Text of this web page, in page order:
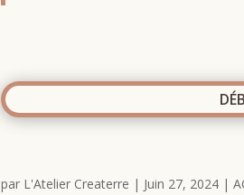
par L'Atelier Createrre | Juin 27, 2024 |